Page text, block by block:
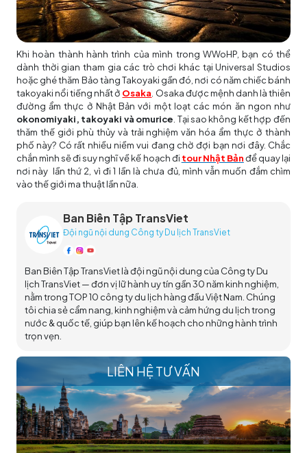
Khi hoàn thành hành trình của mình trong WWoHP, bạn có thể
dành thời gian tham gia các trò chơi khác tại Universal Studios
hoặc ghé thăm Bảo tàng Takoyaki gần đó, nơi có năm chiếc bánh
takoyaki nổi tiếng nhất ở Osaka . Osaka được mệnh danh là thiên
đường ẩm thực ở Nhật Bản với một loạt các món ăn ngon như
okonomiyaki, takoyaki và omurice . Tại sao không kết hợp đến
thăm thế giới phù thủy và trải nghiệm văn hóa ẩm thực ở thành
phố này? Có rất nhiều niềm vui đang chờ đợi bạn nơi đây. Chắc
chắn mình sẽ đi suy nghĩ về kế hoạch đi tour Nhật Bảnđể quay lại
nơi này lần thứ 2, vì đi 1 lần là chưa đủ, mình vẫn muốn đắm chìm
vào thế giới ma thuật lần nữa.
Ban Biên Tập TransViet
Đội ngũ nội dung Công ty Du lịch TransViet
Ban Biên Tập TransViet là đội ngũ nội dung của Công ty Du
lịch TransViet — đơn vị lữ hành uy tín gần 30 năm kinh nghiệm,
nằm trong TOP 10 công ty du lịch hàng đầu Việt Nam. Chúng
tôi chia sẻ cẩm nang, kinh nghiệm và cảm hứng du lịch trong
nước & quốc tế, giúp bạn lên kế hoạch cho những hành trình
trọn vẹn.
LIÊN HỆ TƯ VẤN